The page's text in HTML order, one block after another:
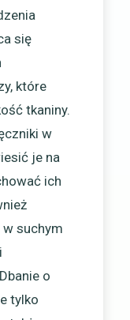
się
które
tkaniny.
w
je na
ich
suchym
o
tylko